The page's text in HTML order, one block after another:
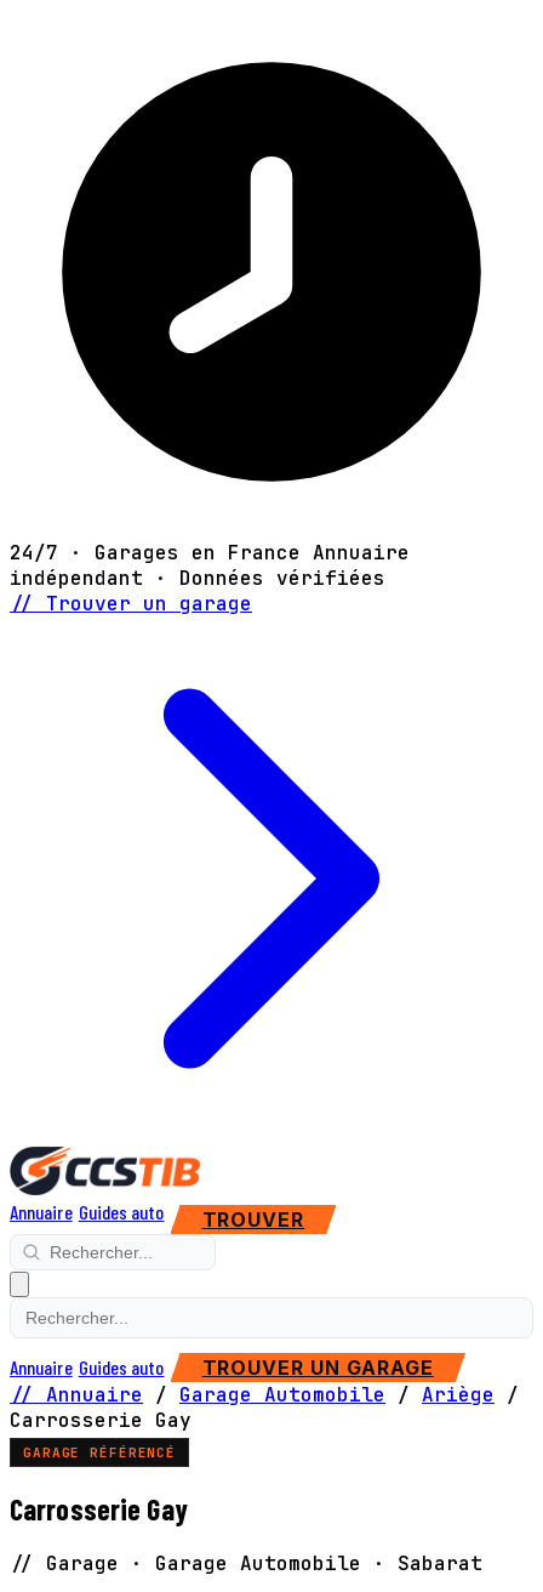
24/7 · Garages en France Annuaire
indépendant · Données vérifiées
// Trouver un garage
Annuaire Guides auto TROUVER
Annuaire Guides auto TROUVER UN GARAGE
// Annuaire / Garage Automobile / Ariège
/
Carrosserie Gay
GARAGE RÉFÉRENCÉ
Carrosserie Gay
// Garage · Garage Automobile · Sabarat